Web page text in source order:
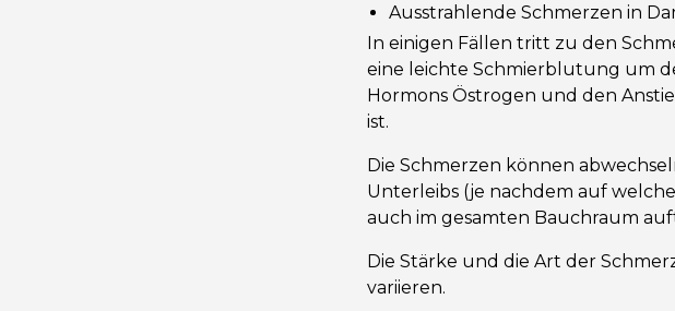
Ausstrahlende Schmerzen in
In einigen Fällen tritt zu den
eine leichte Schmierblutung um
Hormons Östrogen und den
ist.
Die Schmerzen können
Unterleibs (je nachdem auf
auch im gesamten Bauchraum
Die Stärke und die Art der
variieren.